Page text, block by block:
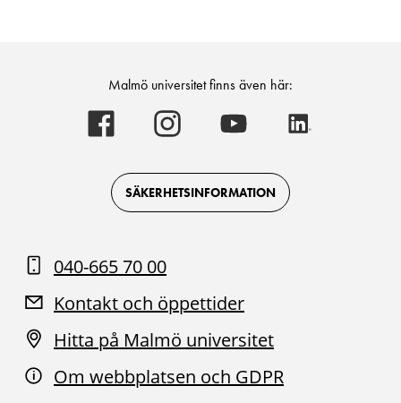
Malmö universitet finns även här:
Malmö
universitet
on
Facebook
Malmö
universitet
on
Instagram
Malmö
universitet
on
Youtube
SÄKERHETSINFORMATION
040-665 70 00
Kontakt och öppettider
Hitta på Malmö universitet
Om webbplatsen och GDPR